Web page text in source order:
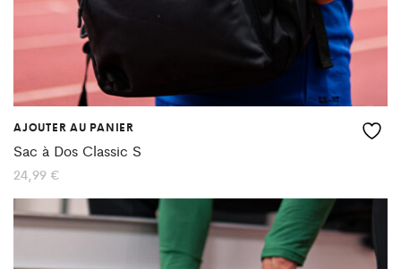
AJOUTER AU PANIER
Sac à Dos Classic S
24,99 €